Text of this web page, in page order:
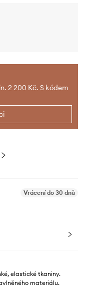
2 200 Kč. S kódem
Vrácení do 30 dnů
elastické tkaniny.
materiálu.